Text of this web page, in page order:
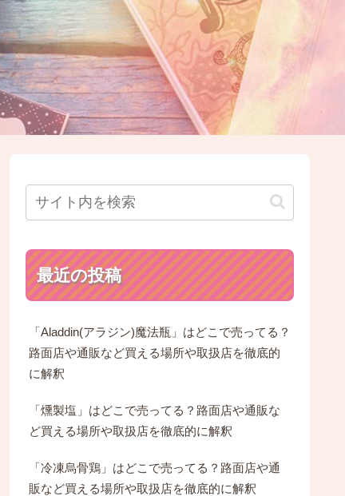
最近の投稿
「Aladdin(アラジン)魔法瓶」はどこで売ってる？
路面店や通販など買える場所や取扱店を徹底的
に解釈
「燻製塩」はどこで売ってる？路面店や通販な
ど買える場所や取扱店を徹底的に解釈
「冷凍烏骨鶏」はどこで売ってる？路面店や通
販など買える場所や取扱店を徹底的に解釈